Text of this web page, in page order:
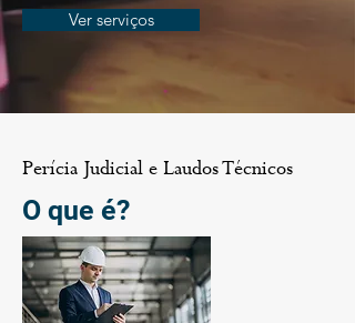
Ver serviços
Perícia Judicial e Laudos Técnicos
O que é?